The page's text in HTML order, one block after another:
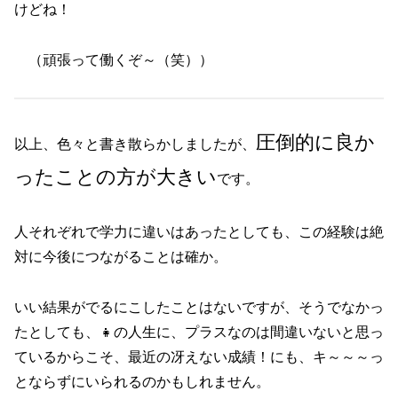
けどね！
（頑張って働くぞ～（笑））
以上、色々と書き散らかしましたが、 圧倒的に良か
ったことの方が大きいです。
人それぞれで学力に違いはあったとしても、この経験は絶
対に今後につながることは確か。
いい結果がでるにこしたことはないですが、そうでなかっ
たとしても、👧の人生に、プラスなのは間違いないと思っ
ているからこそ、最近の冴えない成績！にも、キ～～～っ
とならずにいられるのかもしれません。